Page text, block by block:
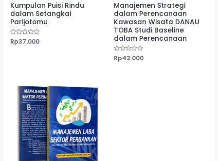
Kumpulan Puisi Rindu
dalam Setangkai
Parijotomu
Dinilai
0
Rp37.000
Manajemen Strategi
dalam Perencanaan
Kawasan Wisata DANAU
TOBA Studi Baseline
dalam Perencanaan
Dinilai
0
Rp42.000